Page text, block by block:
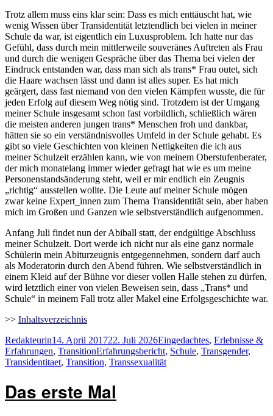
Trotz allem muss eins klar sein: Dass es mich enttäuscht hat, wie
wenig Wissen über Transidentität letztendlich bei vielen in meiner
Schule da war, ist eigentlich ein Luxusproblem. Ich hatte nur das
Gefühl, dass durch mein mittlerweile souveränes Auftreten als Frau
und durch die wenigen Gespräche über das Thema bei vielen der
Eindruck entstanden war, dass man sich als trans* Frau outet, sich
die Haare wachsen lässt und dann ist alles super. Es hat mich
geärgert, dass fast niemand von den vielen Kämpfen wusste, die für
jeden Erfolg auf diesem Weg nötig sind. Trotzdem ist der Umgang
meiner Schule insgesamt schon fast vorbildlich, schließlich wären
die meisten anderen jungen trans* Menschen froh und dankbar,
hätten sie so ein verständnisvolles Umfeld in der Schule gehabt. Es
gibt so viele Geschichten von kleinen Nettigkeiten die ich aus
meiner Schulzeit erzählen kann, wie von meinem Oberstufenberater,
der mich monatelang immer wieder gefragt hat wie es um meine
Personenstandsänderung steht, weil er mir endlich ein Zeugnis
„richtig“ ausstellen wollte. Die Leute auf meiner Schule mögen
zwar keine Expert_innen zum Thema Transidentität sein, aber haben
mich im Großen und Ganzen wie selbstverständlich aufgenommen.
Anfang Juli findet nun der Abiball statt, der endgültige Abschluss
meiner Schulzeit. Dort werde ich nicht nur als eine ganz normale
Schülerin mein Abiturzeugnis entgegennehmen, sondern darf auch
als Moderatorin durch den Abend führen. Wie selbstverständlich in
einem Kleid auf der Bühne vor dieser vollen Halle stehen zu dürfen,
wird letztlich einer von vielen Beweisen sein, dass „Trans* und
Schule“ in meinem Fall trotz aller Makel eine Erfolgsgeschichte war.
>> Inhaltsverzeichnis
Autor
RedakteurinVeröffentlicht
am
14. April 201722. Juli 2026Kategorien
Eingedachtes, Erlebnisse &
Erfahrungen, TransitionSchlagwörter
Erfahrungsbericht, Schule, Transgender,
Transidentitaet, Transition, Transsexualität
Das erste Mal